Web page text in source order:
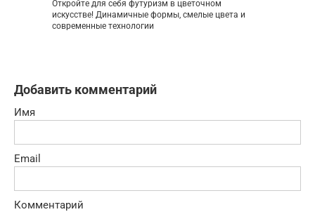
Откройте для себя футуризм в цветочном
искусстве! Динамичные формы, смелые цвета и
современные технологии
Добавить комментарий
Имя
Email
Комментарий